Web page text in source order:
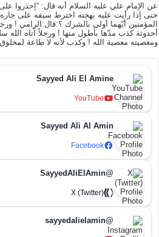
عن الإمام علي عليه السلام أنه قال: “إحذروا على
حتى إذا رأيت عليه بهجته اخترط سيفه على
المؤمنين أيّهما أولى بالشرك ؟:قال:الرامي !
أحدوثة كذب مدّها بأطول منها ! ورجلاً آتاه الله
ومعصيته معصية الله ! وكذب لأنه لا طاعة
Sayyed Ali El Amine
YouTube
Sayyed Ali Al Amin
Facebook
@SayyedAliElAmin
X (Twitter)
@sayyedalielamin